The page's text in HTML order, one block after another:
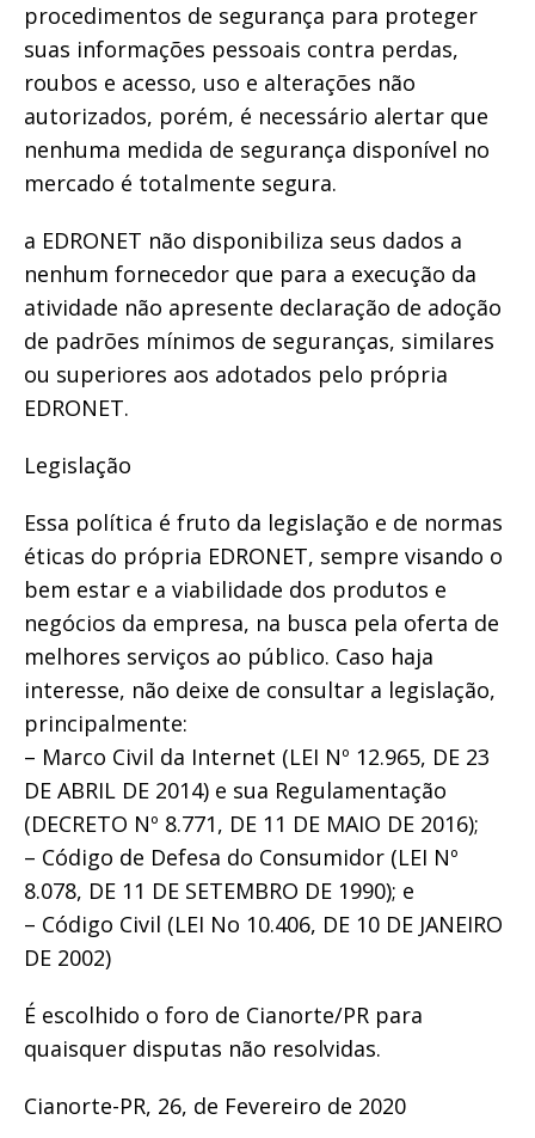
procedimentos de segurança para proteger
suas informações pessoais contra perdas,
roubos e acesso, uso e alterações não
autorizados, porém, é necessário alertar que
nenhuma medida de segurança disponível no
mercado é totalmente segura.
a EDRONET não disponibiliza seus dados a
nenhum fornecedor que para a execução da
atividade não apresente declaração de adoção
de padrões mínimos de seguranças, similares
ou superiores aos adotados pelo própria
EDRONET.
Legislação
Essa política é fruto da legislação e de normas
éticas do própria EDRONET, sempre visando o
bem estar e a viabilidade dos produtos e
negócios da empresa, na busca pela oferta de
melhores serviços ao público. Caso haja
interesse, não deixe de consultar a legislação,
principalmente:
– Marco Civil da Internet (LEI Nº 12.965, DE 23
DE ABRIL DE 2014) e sua Regulamentação
(DECRETO Nº 8.771, DE 11 DE MAIO DE 2016);
– Código de Defesa do Consumidor (LEI Nº
8.078, DE 11 DE SETEMBRO DE 1990); e
– Código Civil (LEI No 10.406, DE 10 DE JANEIRO
DE 2002)
É escolhido o foro de Cianorte/PR para
quaisquer disputas não resolvidas.
Cianorte-PR, 26, de Fevereiro de 2020